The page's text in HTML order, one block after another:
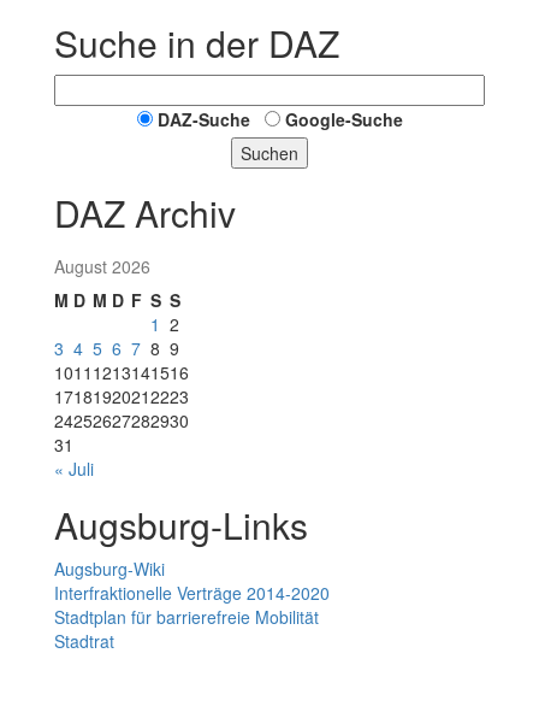
Suche in der DAZ
DAZ-Suche
Google-Suche
Suchen
DAZ Archiv
August 2026
M D M D F S S
1 2
3 4 5 6 7 8 9
1011 1213141516
17181920212223
24252627282930
31
« Juli
Augsburg-Links
Augsburg-Wiki
Interfraktionelle Verträge 2014-2020
Stadtplan für barrierefreie Mobilität
Stadtrat